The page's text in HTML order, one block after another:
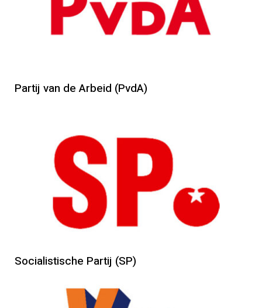
Partij van de Arbeid (PvdA)
Socialistische Partij (SP)